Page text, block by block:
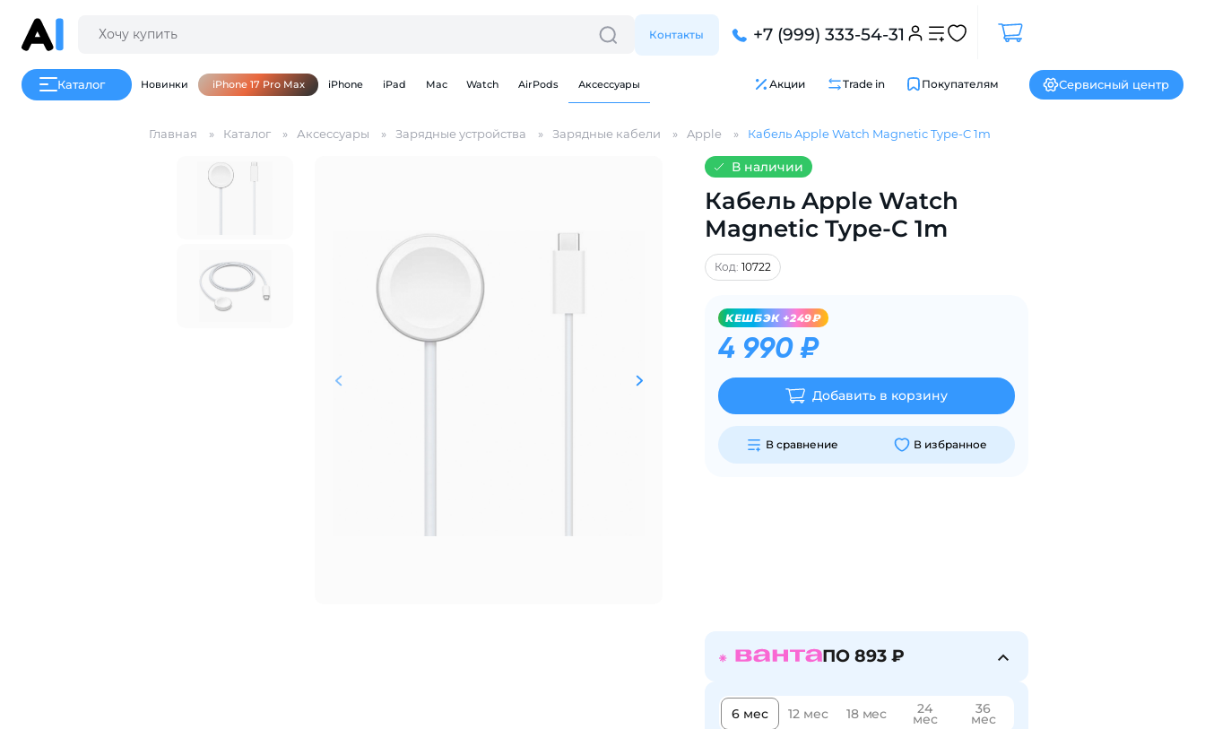
Контакты +7 (999) 333-54-31
Каталог Новинки iPhone 17 Pro Max iPhone iPad Mac Watch AirPods Аксессуары Акции Trade in Покупателям Сервисный центр
Главная Каталог Аксессуары Зарядные устройства Зарядные кабели Apple Кабель Apple Watch Magnetic Type-C 1m
В наличии
Кабель Apple Watch
Magnetic Type-C 1m
Код: 10722
KЕШБЭК +249₽
4 990 ₽
Добавить в корзину
В сравнение В избранное
ПО 893 ₽
6 мес 12 мес 18 мес 24
мес
36
мес
Для клиентов всех банков
Разбейте
на части без переплат